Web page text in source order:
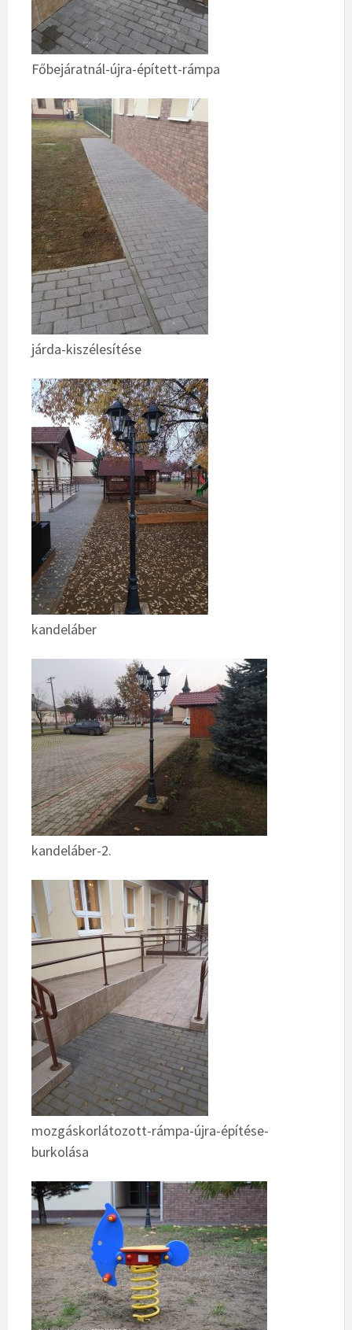
Főbejáratnál-újra-épített-rámpa
járda-kiszélesítése
kandeláber
kandeláber-2.
mozgáskorlátozott-rámpa-újra-építése-
burkolása